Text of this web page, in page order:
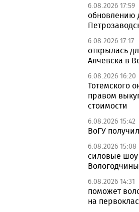
6.08.2026 17:59
обновлению
6.08.2026 17:17
открылась
Алчевска в
6.08.2026 16:20
Тотемского
правом
стоимости
6.08.2026 15:42
ВоГУ
6.08.2026 15:08
силовые шоу
6.08.2026 14:31
поможет
на